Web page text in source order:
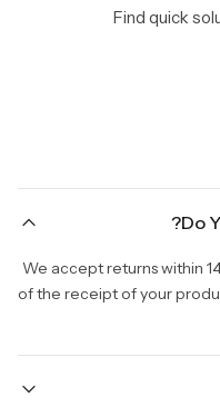
Find quick
Do
We accept returns within
of the receipt of your